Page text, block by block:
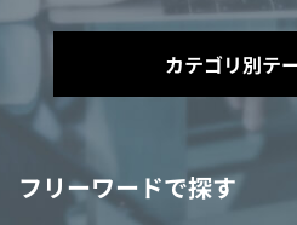
シフト管理システム
マニュアル作成システム
契約書レビューシステム
カテゴリ別テ
フリーワードで探す